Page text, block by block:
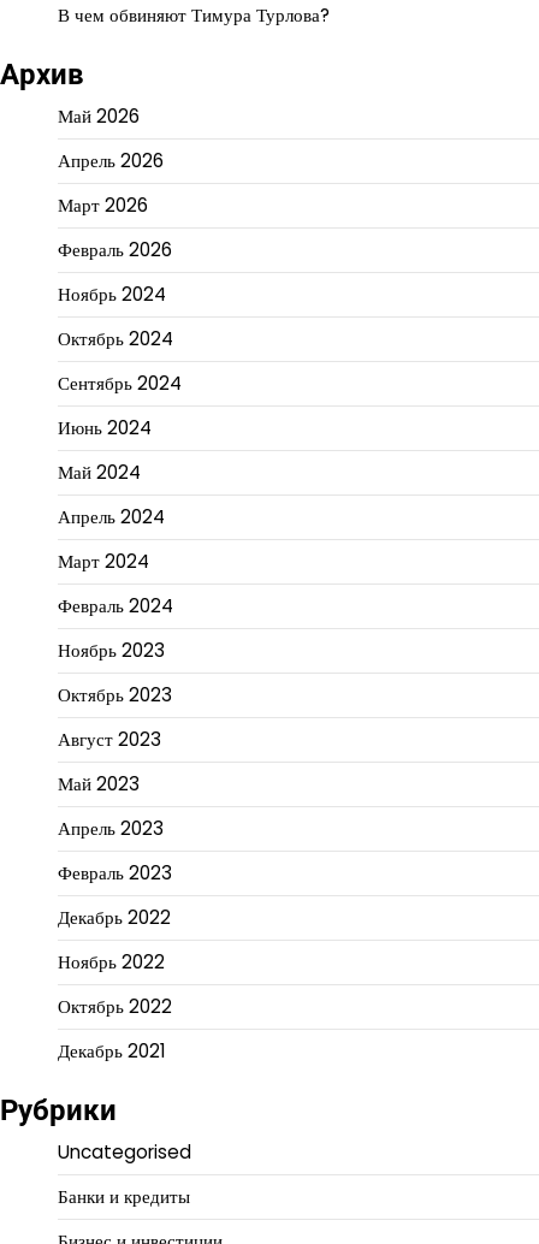
В чем обвиняют Тимура Турлова?
Архив
Май 2026
Апрель 2026
Март 2026
Февраль 2026
Ноябрь 2024
Октябрь 2024
Сентябрь 2024
Июнь 2024
Май 2024
Апрель 2024
Март 2024
Февраль 2024
Ноябрь 2023
Октябрь 2023
Август 2023
Май 2023
Апрель 2023
Февраль 2023
Декабрь 2022
Ноябрь 2022
Октябрь 2022
Декабрь 2021
Рубрики
Uncategorised
Банки и кредиты